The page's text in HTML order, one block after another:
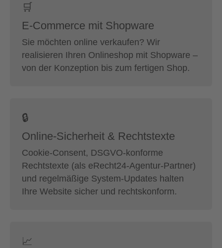
🛒
E-Commerce mit Shopware
Sie möchten online verkaufen? Wir
realisieren Ihren Onlineshop mit Shopware –
von der Konzeption bis zum fertigen Shop.
🔒
Online-Sicherheit & Rechtstexte
Cookie-Consent, DSGVO-konforme
Rechtstexte (als eRecht24-Agentur-Partner)
und regelmäßige System-Updates halten
Ihre Website sicher und rechtskonform.
📈